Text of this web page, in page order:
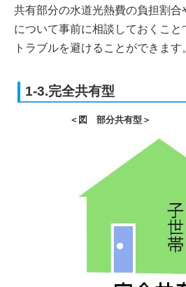
共有部分の水道光熱費の負担割合
について事前に相談しておくこ
トラブルを避けることができます
1-3.完全共有型
＜図 部分共有型＞